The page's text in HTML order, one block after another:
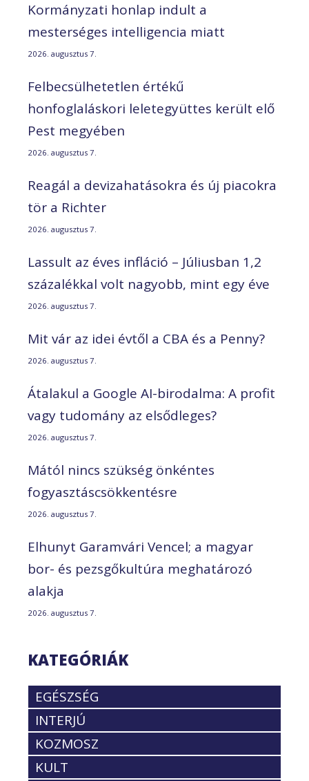
Kormányzati honlap indult a
mesterséges intelligencia miatt
2026. augusztus 7.
Felbecsülhetetlen értékű
honfoglaláskori leletegyüttes került elő
Pest megyében
2026. augusztus 7.
Reagál a devizahatásokra és új piacokra
tör a Richter
2026. augusztus 7.
Lassult az éves infláció – Júliusban 1,2
százalékkal volt nagyobb, mint egy éve
2026. augusztus 7.
Mit vár az idei évtől a CBA és a Penny?
2026. augusztus 7.
Átalakul a Google AI-birodalma: A profit
vagy tudomány az elsődleges?
2026. augusztus 7.
Mától nincs szükség önkéntes
fogyasztáscsökkentésre
2026. augusztus 7.
Elhunyt Garamvári Vencel; a magyar
bor- és pezsgőkultúra meghatározó
alakja
2026. augusztus 7.
KATEGÓRIÁK
EGÉSZSÉG
INTERJÚ
KOZMOSZ
KULT